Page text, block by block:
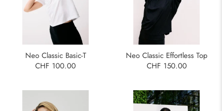
Neo Classic Basic-T
CHF 100.00
Neo Classic Effortless Top
CHF 150.00